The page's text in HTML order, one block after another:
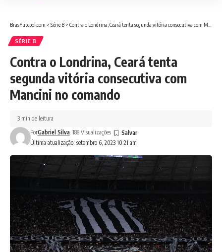
BrasFutebol.com > Série B > Contra o Londrina, Ceará tenta segunda vitória consecutiva com Mancini no comando
SÉRIE B
Contra o Londrina, Ceará tenta
segunda vitória consecutiva com
Mancini no comando
Última atualização: setembro 6, 2023 10:21 am
PorGabriel Silva 188 Visualizações
3 min de leitura